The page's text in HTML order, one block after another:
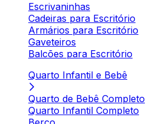
Escrivaninhas
Cadeiras para Escritório
Armários para Escritório
Gaveteiros
Balcões para Escritório
Quarto Infantil e Bebê
Quarto de Bebê Completo
Quarto Infantil Completo